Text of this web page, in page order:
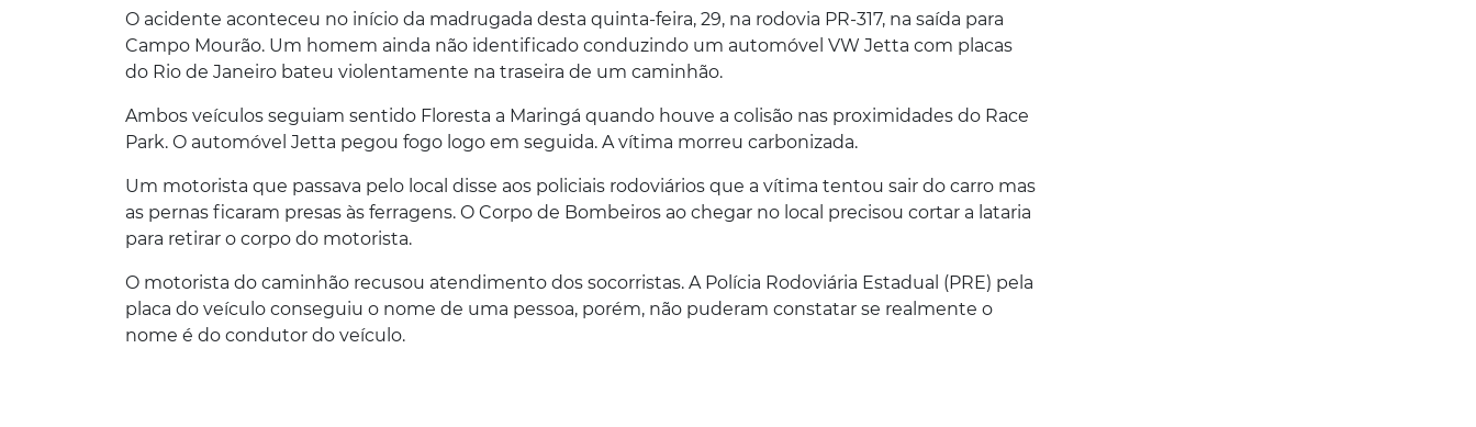
O acidente aconteceu no início da madrugada desta quinta-feira, 29, na rodovia PR-317, na saída para
Campo Mourão. Um homem ainda não identificado conduzindo um automóvel VW Jetta com placas
do Rio de Janeiro bateu violentamente na traseira de um caminhão.
Ambos veículos seguiam sentido Floresta a Maringá quando houve a colisão nas proximidades do Race
Park. O automóvel Jetta pegou fogo logo em seguida. A vítima morreu carbonizada.
Um motorista que passava pelo local disse aos policiais rodoviários que a vítima tentou sair do carro mas
as pernas ficaram presas às ferragens. O Corpo de Bombeiros ao chegar no local precisou cortar a lataria
para retirar o corpo do motorista.
O motorista do caminhão recusou atendimento dos socorristas. A Polícia Rodoviária Estadual (PRE) pela
placa do veículo conseguiu o nome de uma pessoa, porém, não puderam constatar se realmente o
nome é do condutor do veículo.